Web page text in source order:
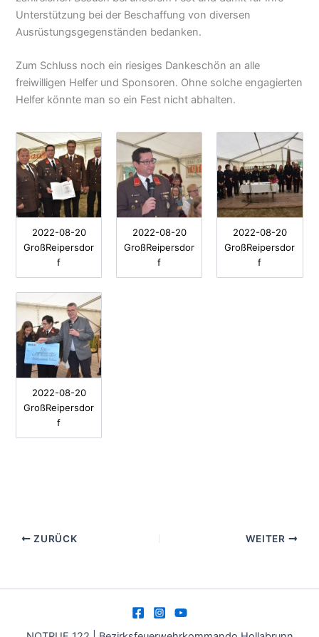
Unterstützung bei der Beschaffung von diversen
Ausrüstungsgegenständen bedanken.
Zum Schluss noch ein riesiges Dankeschön an alle
freiwilligen Helfer und Sponsoren. Ohne solche engagierten
Helfer könnte man so ein Fest nicht abhalten.
2022-08-20
GroßReipersdor
f
2022-08-20
GroßReipersdor
f
2022-08-20
GroßReipersdor
f
2022-08-20
GroßReipersdor
f
ZURÜCK WEITER